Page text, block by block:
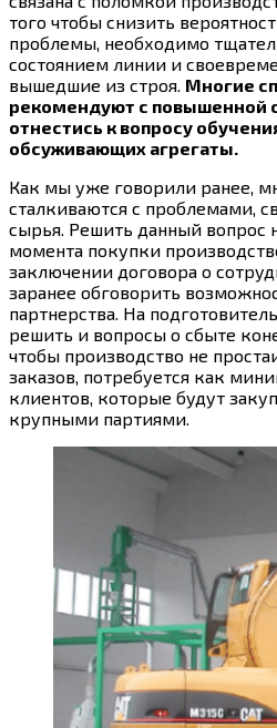
того чтобы снизить
проблемы, необходимо
состоянием линии и
вышедшие из строя. Многие
рекомендуют с повышенной
отнестись к вопросу
обсуживающих агрегаты.
Как мы уже говорили ранее,
сталкиваются с проблемами,
сырья. Решить данный вопрос
момента покупки
заключении договора о
заранее обговорить
партнерства. На
решить и вопросы о сбыте
чтобы производство не
заказов, потребуется как
клиентов, которые будут
крупными партиями.